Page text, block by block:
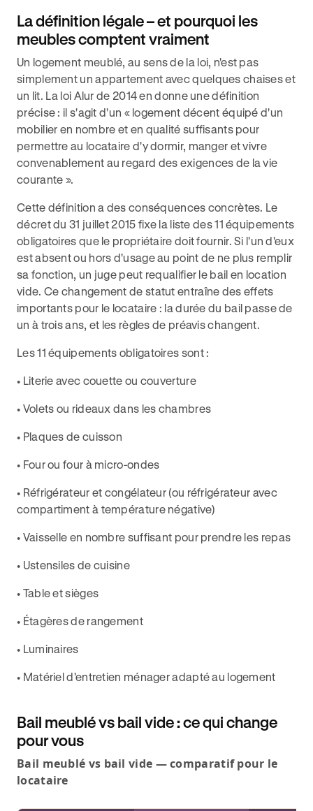
La définition légale – et pourquoi les
meubles comptent vraiment
Un logement meublé, au sens de la loi, n'est pas
simplement un appartement avec quelques chaises et
un lit. La loi Alur de 2014 en donne une définition
précise : il s'agit d'un « logement décent équipé d'un
mobilier en nombre et en qualité suffisants pour
permettre au locataire d'y dormir, manger et vivre
convenablement au regard des exigences de la vie
courante ».
Cette définition a des conséquences concrètes. Le
décret du 31 juillet 2015 fixe la liste des 11 équipements
obligatoires que le propriétaire doit fournir. Si l'un d'eux
est absent ou hors d'usage au point de ne plus remplir
sa fonction, un juge peut requalifier le bail en location
vide. Ce changement de statut entraîne des effets
importants pour le locataire : la durée du bail passe de
un à trois ans, et les règles de préavis changent.
Les 11 équipements obligatoires sont :
• Literie avec couette ou couverture
• Volets ou rideaux dans les chambres
• Plaques de cuisson
• Four ou four à micro-ondes
• Réfrigérateur et congélateur (ou réfrigérateur avec
compartiment à température négative)
• Vaisselle en nombre suffisant pour prendre les repas
• Ustensiles de cuisine
• Table et sièges
• Étagères de rangement
• Luminaires
• Matériel d'entretien ménager adapté au logement
Bail meublé vs bail vide : ce qui change
pour vous
Bail meublé vs bail vide — comparatif pour le
locataire